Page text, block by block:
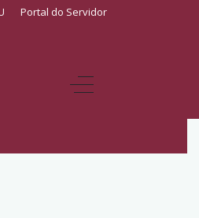
Portal do Servidor